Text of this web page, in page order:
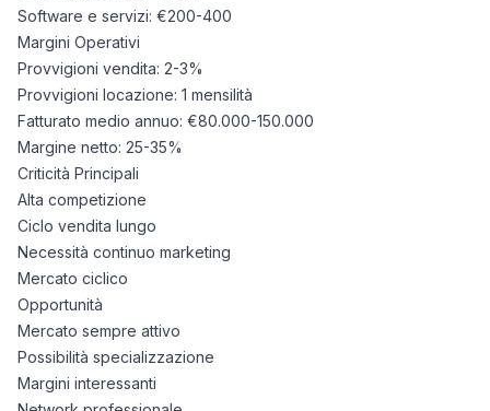
Software e servizi: €200-400
Margini Operativi
Provvigioni vendita: 2-3%
Provvigioni locazione: 1 mensilità
Fatturato medio annuo: €80.000-150.000
Margine netto: 25-35%
Criticità Principali
Alta competizione
Ciclo vendita lungo
Necessità continuo marketing
Mercato ciclico
Opportunità
Mercato sempre attivo
Possibilità specializzazione
Margini interessanti